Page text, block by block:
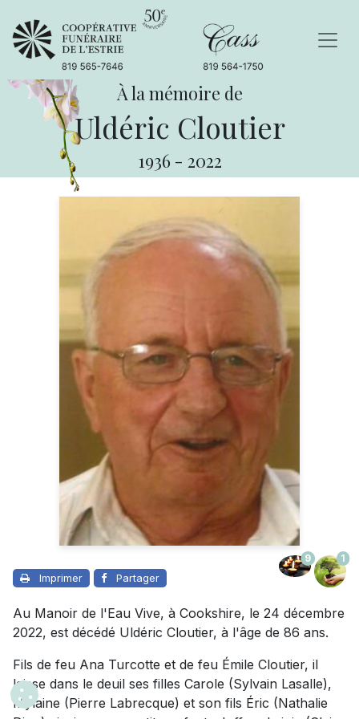
À la mémoire de
Uldéric Cloutier
1936 - 2022
Imprimer Partager
9 1
Au Manoir de l'Eau Vive, à Cookshire, le 24 décembre
2022, est décédé Uldéric Cloutier, à l'âge de 86 ans.
Fils de feu Ana Turcotte et de feu Émile Cloutier, il
laisse dans le deuil ses filles Carole (Sylvain Lasalle),
Mylaine (Pierre Labrecque) et son fils Éric (Nathalie